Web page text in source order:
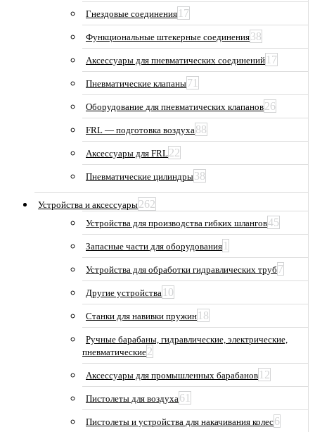
Гнездовые соединения 17
Функциональные штекерные соединения38
Аксессуары для пневматических соединений 17
Пневматические клапаны71
Оборудование для пневматических клапанов26
FRL — подготовка воздуха88
Аксессуары для FRL22
Пневматические цилиндры38
Устройства и аксессуары262
Устройства для производства гибких шлангов45
Запасные части для оборудования 1
Устройства для обработки гидравлических труб 7
Другие устройства 10
Станки для навивки пружин 18
Ручные барабаны, гидравлические, электрические,
пневматические2
Аксессуары для промышленных барабанов 12
Пистолеты для воздуха61
Пистолеты и устройства для накачивания колес6